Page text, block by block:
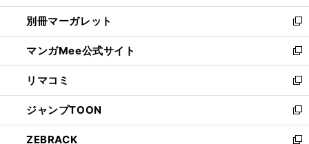
開
く
ウ
で
開
く
ウ
ィ
ン
ド
ウ
で
開
く
し
い
ウ
ィ
ン
ド
ウ
で
開
く
別冊マーガレット
新
し
い
ウ
ィ
ン
ド
ウ
で
マンガMee公式サイト
新
し
い
ウ
ィ
ン
ド
リマコミ
新
し
い
ウ
ィ
ジャンプTOON
新
し
ZEBRACK